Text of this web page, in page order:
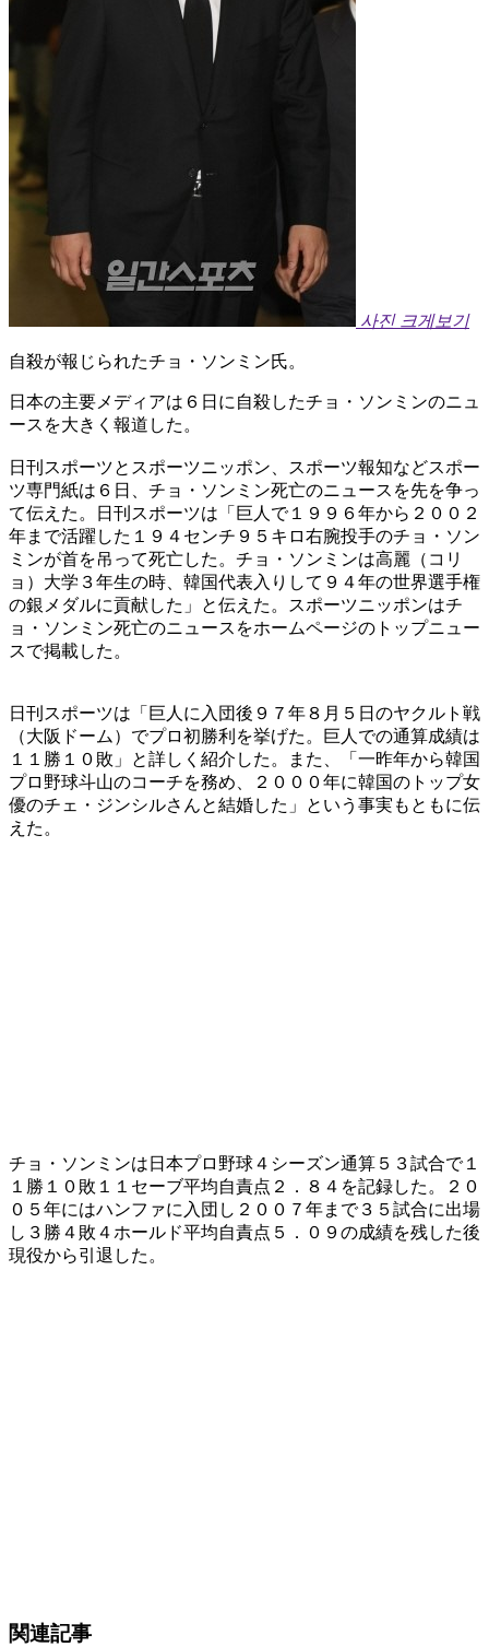
사진 크게보기
自殺が報じられたチョ・ソンミン氏。
日本の主要メディアは６日に自殺したチョ・ソンミンのニュ
ースを大きく報道した。
日刊スポーツとスポーツニッポン、スポーツ報知などスポー
ツ専門紙は６日、チョ・ソンミン死亡のニュースを先を争っ
て伝えた。日刊スポーツは「巨人で１９９６年から２００２
年まで活躍した１９４センチ９５キロ右腕投手のチョ・ソン
ミンが首を吊って死亡した。チョ・ソンミンは高麗（コリ
ョ）大学３年生の時、韓国代表入りして９４年の世界選手権
の銀メダルに貢献した」と伝えた。スポーツニッポンはチ
ョ・ソンミン死亡のニュースをホームページのトップニュー
スで掲載した。
日刊スポーツは「巨人に入団後９７年８月５日のヤクルト戦
（大阪ドーム）でプロ初勝利を挙げた。巨人での通算成績は
１１勝１０敗」と詳しく紹介した。また、「一昨年から韓国
プロ野球斗山のコーチを務め、２０００年に韓国のトップ女
優のチェ・ジンシルさんと結婚した」という事実もともに伝
えた。
チョ・ソンミンは日本プロ野球４シーズン通算５３試合で１
１勝１０敗１１セーブ平均自責点２．８４を記録した。２０
０５年にはハンファに入団し２００７年まで３５試合に出場
し３勝４敗４ホールド平均自責点５．０９の成績を残した後
現役から引退した。
関連記事